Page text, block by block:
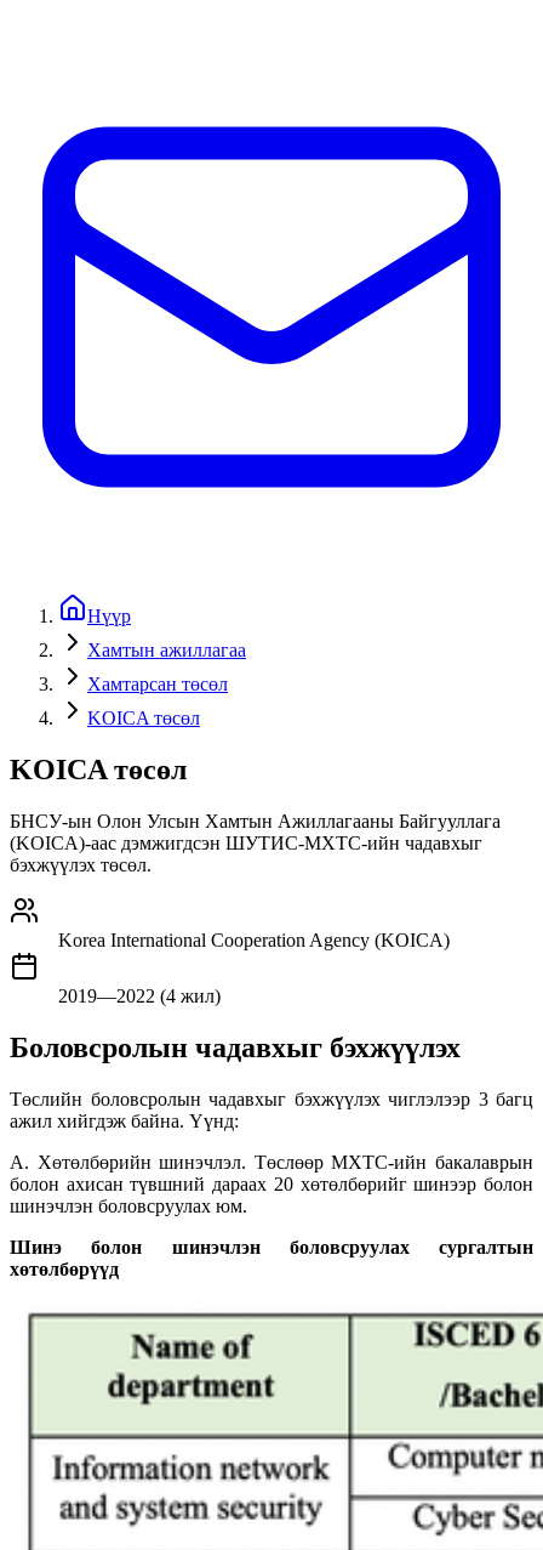
Нүүр
Хамтын ажиллагаа
Хамтарсан төсөл
KOICA төсөл
KOICA төсөл
БНСУ-ын Олон Улсын Хамтын Ажиллагааны Байгууллага
(KOICA)-аас дэмжигдсэн ШУТИС-МХТС-ийн чадавхыг
бэхжүүлэх төсөл.
Korea International Cooperation Agency (KOICA)
2019—2022 (4 жил)
Боловсролын чадавхыг бэхжүүлэх
Төслийн боловсролын чадавхыг бэхжүүлэх чиглэлээр 3 багц
ажил хийгдэж байна. Үүнд:
А. Хөтөлбөрийн шинэчлэл. Төслөөр МХТС-ийн бакалаврын
болон ахисан түвшний дараах 20 хөтөлбөрийг шинээр болон
шинэчлэн боловсруулах юм.
Шинэ болон шинэчлэн боловсруулах сургалтын
хөтөлбөрүүд